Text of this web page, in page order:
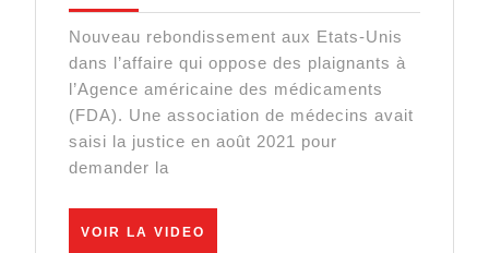
données
du
vaccin
Pfizer
:
Nouveau rebondissement aux Etats-Unis
dans l’affaire qui oppose des plaignants à
l’Agence américaine des médicaments
(FDA). Une association de médecins avait
saisi la justice en août 2021 pour
demander la
VOIR LA VIDEO